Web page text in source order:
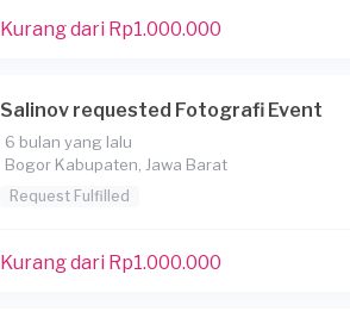
Kurang dari Rp1.000.000
Salinov requested Fotografi Event
6 bulan yang lalu
Bogor Kabupaten, Jawa Barat
Request Fulfilled
Kurang dari Rp1.000.000